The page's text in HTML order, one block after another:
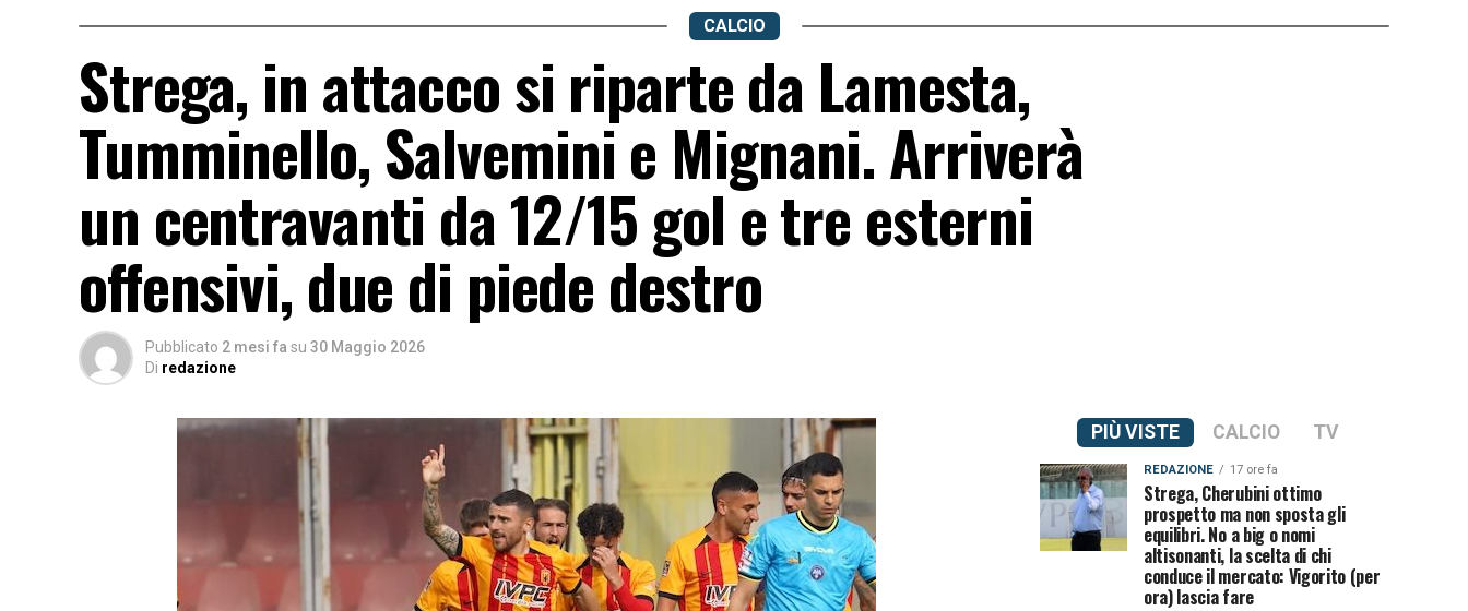
CALCIO
Strega, in attacco si riparte da Lamesta,
Tumminello, Salvemini e Mignani. Arriverà
un centravanti da 12/15 gol e tre esterni
offensivi, due di piede destro
Pubblicato 2 mesi fa su 30 Maggio 2026
Di redazione
PIÙ VISTE CALCIO TV
REDAZIONE 17 ore fa
Strega, Cherubini ottimo
prospetto ma non sposta gli
equilibri. No a big o nomi
altisonanti, la scelta di chi
conduce il mercato: Vigorito (per
ora) lascia fare